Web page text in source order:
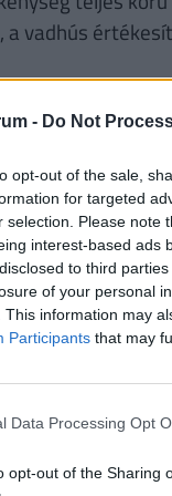
- Do Not
opt-out of the sale,
for targeted
selection. Please note
interest-based ads
to third
of your personal
This information may
Participants that may
Data Processing Opt
opt-out of the Sharing
vadhús
túl a
közötti
szóló LV/
számos
az állami